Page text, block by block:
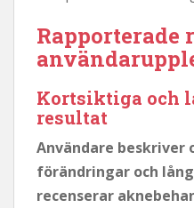
Rapporterade
Kortsiktiga och
resultat
Användare
förändringar och
recenserar